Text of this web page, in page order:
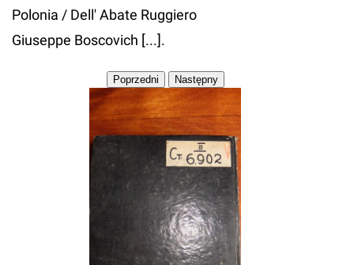
Polonia / Dell' Abate Ruggiero
Giuseppe Boscovich [...].